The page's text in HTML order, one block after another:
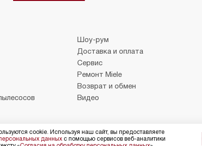
Шоу-рум
Доставка и оплата
Сервис
Ремонт Miele
Возврат и обмен
Видео
Условия продажи
cookie. Используя наш сайт, вы предоставляете
данных с помощью сервисов веб-аналитики